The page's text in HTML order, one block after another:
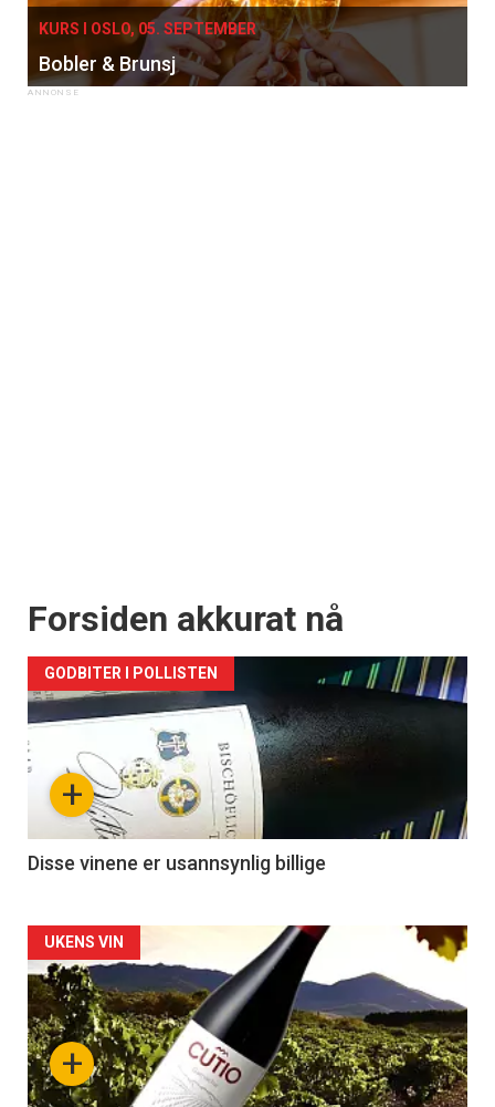
KURS I OSLO, 05. SEPTEMBER
Bobler & Brunsj
Forsiden akkurat nå
+
GODBITER I POLLISTEN
Disse vinene er usannsynlig billige
Forsiden
akkurat
nå
-
+
UKENS VIN